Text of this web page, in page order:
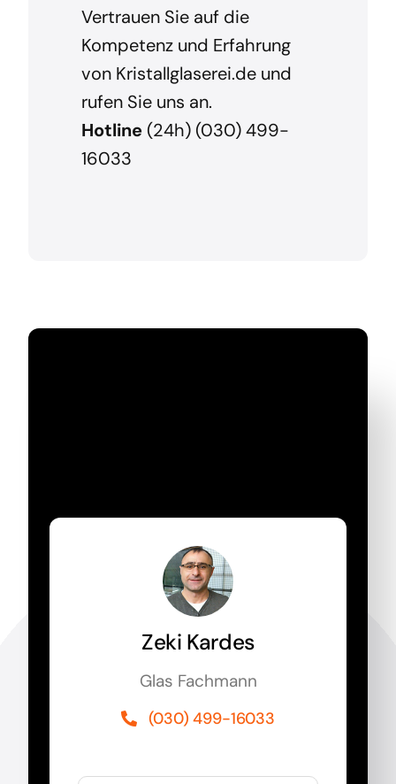
Vertrauen Sie auf die
Kompetenz und Erfahrung
von Kristallglaserei.de und
rufen Sie uns an.
Hotline(24h) (030) 499-
16033
Zeki Kardes
Glas Fachmann
(030) 499-16033